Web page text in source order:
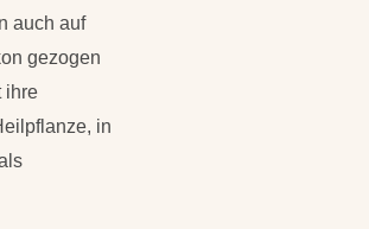
auch auf
gezogen
ihre
in